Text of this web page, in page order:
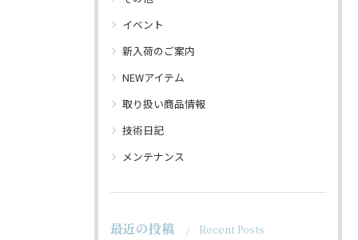
イベント
新入荷のご案内
NEWアイテム
取り扱い商品情報
技術日記
メンテナンス
最近の投稿 Recent Posts